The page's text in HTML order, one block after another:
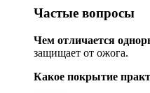
Частые вопросы
Чем отличается
защищает от ожога.
Какое покрытие